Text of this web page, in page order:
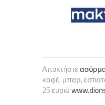
Αποκτήστε
καφέ, μπαρ,
25 ευρώ